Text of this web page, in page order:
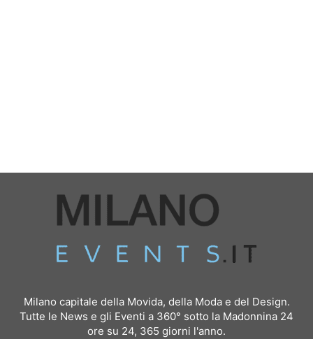
Milano capitale della Movida, della Moda e del Design.
Tutte le News e gli Eventi a 360° sotto la Madonnina 24
ore su 24, 365 giorni l'anno.